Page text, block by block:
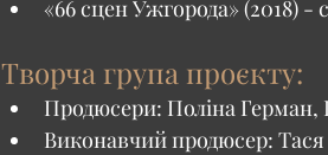
«66 сцен Ужгорода» (2018)
Творча група проєкту:
Продюсери: Поліна Герман,
Виконавчий продюсер: